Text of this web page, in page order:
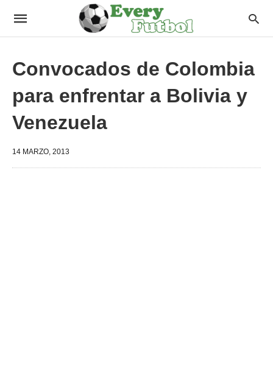
Convocados de Colombia
para enfrentar a Bolivia y
Venezuela
14 MARZO, 2013